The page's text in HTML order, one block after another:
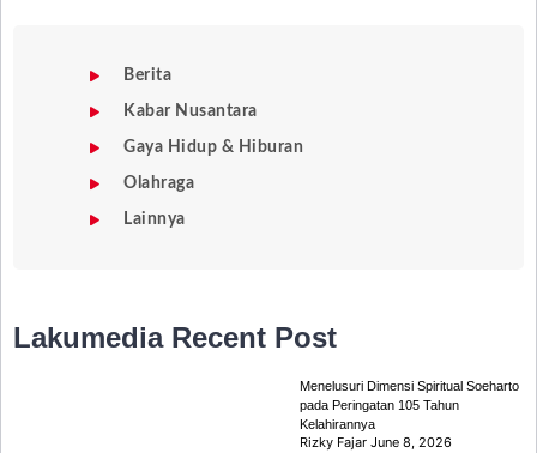
Berita
Kabar Nusantara
Gaya Hidup & Hiburan
Olahraga
Lainnya
Lakumedia Recent Post
Menelusuri Dimensi Spiritual Soeharto
pada Peringatan 105 Tahun
Kelahirannya
Rizky FajarJune 8, 2026